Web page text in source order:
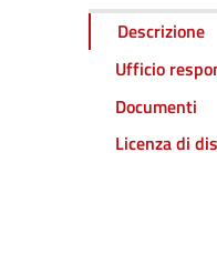
Descrizione
Ufficio
Documenti
Licenza di